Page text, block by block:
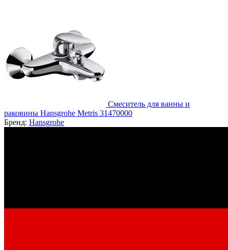
Смеситель для ванны и
раковины Hansgrohe Metris 31470000
Бренд: Hansgrohe